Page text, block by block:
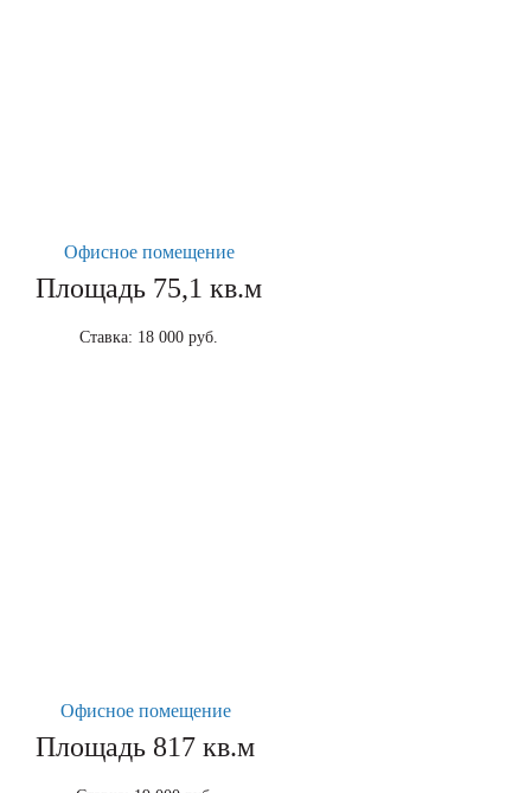
Офисное помещение
Площадь 75,1 кв.м
Ставка: 18 000 руб.
Офисное помещение
Площадь 817 кв.м